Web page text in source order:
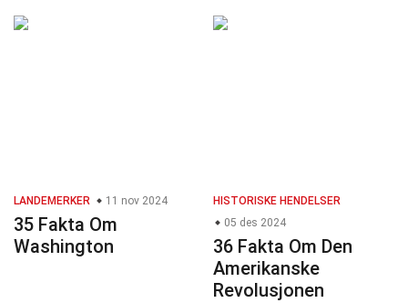
LANDEMERKER 11 nov 2024
35 Fakta Om
Washington
HISTORISKE HENDELSER
05 des 2024
36 Fakta Om Den
Amerikanske
Revolusjonen